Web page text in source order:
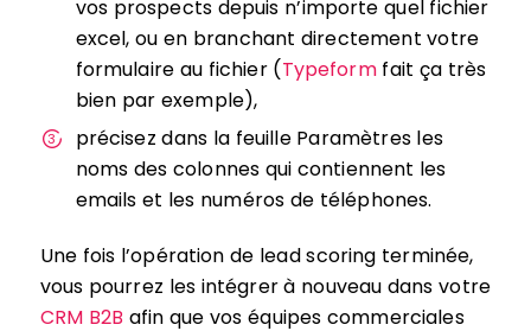
vos prospects depuis n’importe quel fichier
excel, ou en branchant directement votre
formulaire au fichier (Typeformfait ça très
bien par exemple),
précisez dans la feuille Paramètres les
noms des colonnes qui contiennent les
emails et les numéros de téléphones.
Une fois l’opération de lead scoring terminée,
vous pourrez les intégrer à nouveau dans votre
CRM B2B afin que vos équipes commerciales